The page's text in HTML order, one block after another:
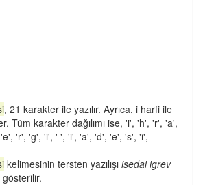
, 21 karakter ile yazılır. Ayrıca, i harfi ile
Tüm karakter dağılımı ise, 'i', 'h', 'r', 'a',
'r', 'g', 'i', ' ', 'i', 'a', 'd', 'e', 's', 'i',
kelimesinin tersten yazılışı isedai igrev